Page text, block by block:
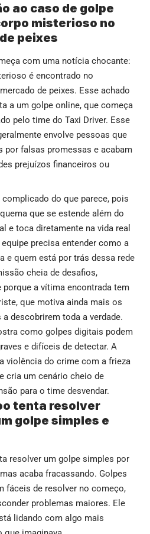
ao caso de golpe
misterioso no
peixes
com uma notícia chocante:
é encontrado no
de peixes. Esse achado
a um golpe online, que começa
pelo time do Taxi Driver. Esse
envolve pessoas que
por falsas promessas e acabam
prejuízos financeiros ou
do que parece, pois
que se estende além do
e toca diretamente na vida real
precisa entender como a
e quem está por trás dessa rede
cheia de desafios,
porque a vítima encontrada tem
que motiva ainda mais os
a descobrirem toda a verdade.
como golpes digitais podem
e difíceis de detectar. A
violência do crime com a frieza
cria um cenário cheio de
para o time desvendar.
tenta resolver
golpe simples e
resolver um golpe simples por
acaba fracassando. Golpes
fáceis de resolver no começo,
problemas maiores. Ele
lidando com algo mais